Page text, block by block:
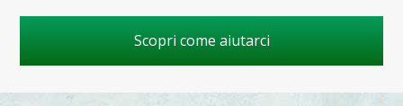
Scopri come aiutarci